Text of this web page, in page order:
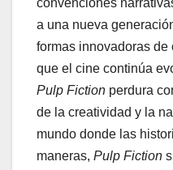
convenciones
a una nueva
formas innovadoras de
que el cine continúa
Pulp Fiction perdura
de la creatividad y la
mundo donde las
maneras, Pulp Fiction